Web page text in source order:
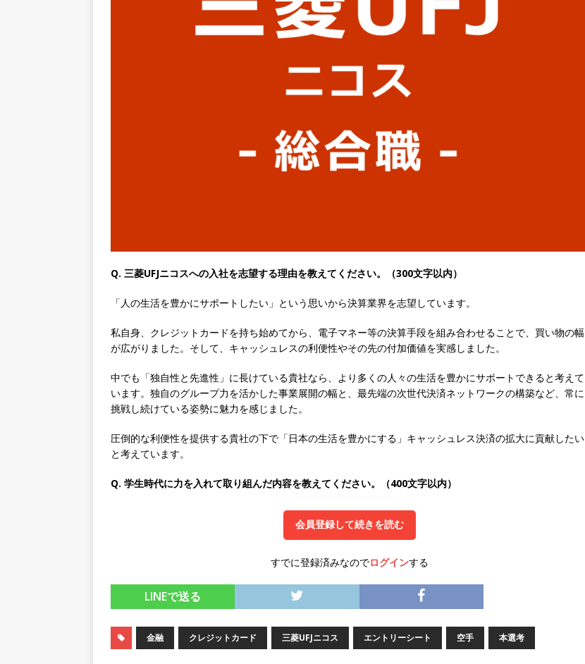
ツ・コンサルティング
体育会積極採用企業
[ 2026年5月14日 ] 【 28卒 ｜ ES自動合格!! 】 文理不問 ｜ 世界中のシェア約80％・国内シェア
50％以上の製品保有!! ｜ 一眼レフ大手メーカー全てと取引する国内トップシェアのマグネシウム
部品製造メーカー ｜ 賞与前年度実績6.5ヵ月・平均6ヶ月以上 ｜ ミツワ電機工業
[ 2026年5月14日 ] 【 28卒 ｜ 書類選考自動合格!! 】 需要が伸び続ける安定したリフォーム業界の
専門商社 ｜ 大手メーカーとも取引多数!! ｜ 30歳までは個人の成績に関わらず昇給を約束 ｜ ソー
めたパイオニア企業 ｜ CARTA HOLDINGS
体育会積極採用企業
[ 2026年5月14日 ] 【 28卒 ｜ 体験型インターンシップ 】スタンダード上場 ｜ 業界No.1 企業医療
機関向け広告・人材営業 ｜ 未経験からコンサル、マーケティング、ブランディングが経験できる
｜ 土日祝休み ｜ 年間休日124日 ｜ ギミック
体育会積極採用企業
[ 2026年5月14日 ] 【 28卒 ｜ 不動産・営業を知れる仕事体験開催 】大阪勤務・転勤なし ｜ 関西
知名度抜群の総合不動産会社 ｜ マンション販売戸数近畿圏第3位 ｜ 初任給30万+手当、1年目で年
収1,000万も目指せる ｜ 年間休日120～125日 ｜ エスリード
体育会積極採用企業
ビス機関 ｜ BtoBtoCの代理店営業 ｜ 20代で年収1,000万円目指せる ｜ 賞与年4回・年間休日120
持つグローバルメーカー ｜ 年間休日129日・土日祝完全休み ｜ 売上高1,138億円 ｜ プライム上場
体育会積極採用企業
[ 2026年5月14日 ]
【 28卒 ｜ 適性検査合否免除・面接確約!! ｜ 1dayインターンあり 】 東京勤務
限定 ｜ 世界No.1の不動産投資市場東京で投資住宅販売をリードする企業 ｜ 土地仕入れから物件
豊エンタープライズ
体育会積極採用企業
Q. 三菱UFJニコスへの入社を志望する理由を教えてください。（300文字以内）
「人の生活を豊かにサポートしたい」という思いから決算業界を志望しています。
私自身、クレジットカードを持ち始めてから、電子マネー等の決算手段を組み合わせることで、買い物の幅
が広がりました。そして、キャッシュレスの利便性やその先の付加価値を実感しました。
中でも「独自性と先進性」に長けている貴社なら、より多くの人々の生活を豊かにサポートできると考えて
います。独自のグループ力を活かした事業展開の幅と、最先端の次世代決済ネットワークの構築など、常に
挑戦し続けている姿勢に魅力を感じました。
圧倒的な利便性を提供する貴社の下で「日本の生活を豊かにする」キャッシュレス決済の拡大に貢献したい
と考えています。
Q. 学生時代に力を入れて取り組んだ内容を教えてください。（400文字以内）
会員登録して続きを読む
すでに登録済みなのでログインする
LINEで送る
金融 クレジットカード 三菱UFJニコス エントリーシート 空手 本選考